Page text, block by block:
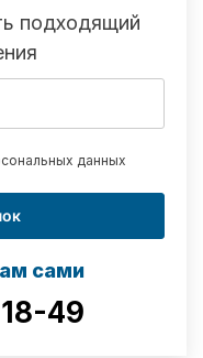
подходящий
данных
сами
49